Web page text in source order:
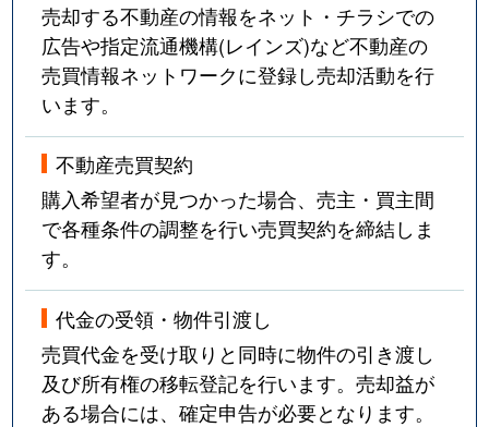
売却する不動産の情報をネット・チラシでの
広告や指定流通機構(レインズ)など不動産の
売買情報ネットワークに登録し売却活動を行
います。
不動産売買契約
購入希望者が見つかった場合、売主・買主間
で各種条件の調整を行い売買契約を締結しま
す。
代金の受領・物件引渡し
売買代金を受け取りと同時に物件の引き渡し
及び所有権の移転登記を行います。売却益が
ある場合には、確定申告が必要となります。